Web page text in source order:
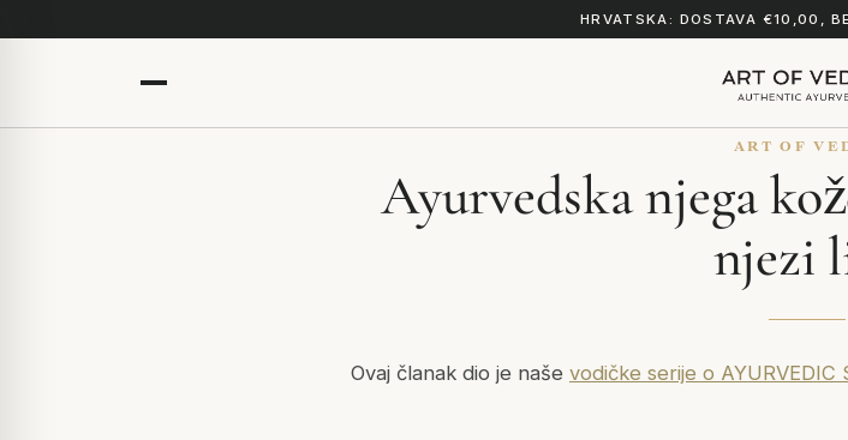
HRVATSKA: DOSTAVA €10,00,
ART OF
Ayurvedska njega
njezi
Ovaj članak dio je naše vodičke serije o AYURVEDIC